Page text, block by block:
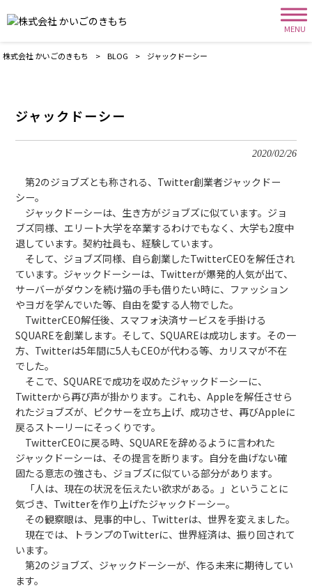
MENU
株式会社 かいごのきもち > BLOG > ジャックドーシー
ジャックドーシー
2020/02/26
第2のジョブズとも称される、Twitter創業者ジャックドー
シー。
ジャックドーシーは、生き方がジョブズに似ています。ジョ
ブズ同様、エリート大学を卒業するわけでもなく、大学も2度中
退しています。契約社員も、経験しています。
そして、ジョブズ同様、自ら創業したTwitterCEOを解任され
ています。ジャックドーシーは、Twitterが爆発的人気が出て、
サーバーがダウンを続け猫の手も借りたい時に、ファッション
やヨガを学んでいた等、自由を愛する人物でした。
TwitterCEO解任後、スマフォ決済サービスを手掛ける
SQUAREを創業します。そして、SQUAREは成功します。その一
方、Twitterは5年間に5人もCEOが代わる等、カリスマが不在
でした。
そこで、SQUAREで成功を収めたジャックドーシーに、
Twitterから再び声が掛かります。これも、Appleを解任させら
れたジョブズが、ピクサーを立ち上げ、成功させ、再びAppleに
戻るストーリーにそっくりです。
TwitterCEOに戻る時、SQUAREを辞めるように言われた
ジャックドーシーは、その提言を断ります。自分を曲げない確
固たる意志の強さも、ジョブズに似ている部分があります。
「人は、現在の状況を伝えたい欲求がある。」ということに
気づき、Twitterを作り上げたジャックドーシー。
その観察眼は、見事的中し、Twitterは、世界を変えました。
現在では、トランプのTwitterに、世界経済は、振り回されて
います。
第2のジョブズ、ジャックドーシーが、作る未来に期待してい
ます。